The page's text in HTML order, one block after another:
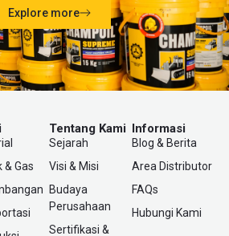
Explore more
& Gas
Tentang Kami
Sejarah
Visi & Misi
Budaya
Perusahaan
Sertifikasi &
Informasi
Blog & Berita
Area Distributor
FAQs
Hubungi Kami